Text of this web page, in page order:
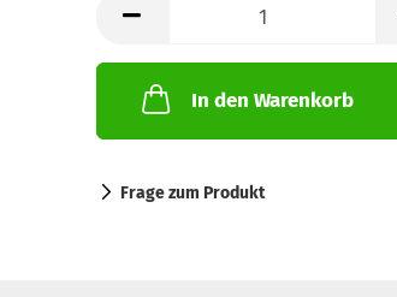
Stück
In den Warenkorb
Frage zum Produkt